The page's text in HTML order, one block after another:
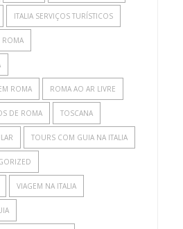
ITALIA SERVIÇOS TURÍSTICOS
ROMA
ROMA ROMA AO AR LIVRE
DE ROMA TOSCANA
TOURS COM GUIA NA ITALIA
VIAGEM NA ITALIA